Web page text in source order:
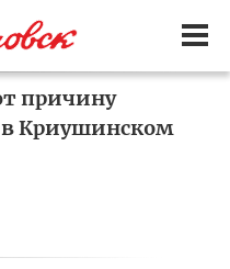
причину
Криушинском